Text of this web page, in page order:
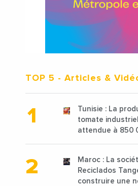
TOP 5 - Articles &
Tunisie : La
tomate
attendue à 850
Maroc : La
Reciclados
construire une